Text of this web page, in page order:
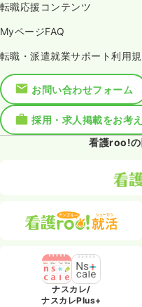
転職応援コンテンツ
MyページFAQ
転職・派遣就業サポート利用
お問い合わせフォーム
採用・求人掲載をお考
看護roo!の
ナスカレ/
ナスカレPlus+